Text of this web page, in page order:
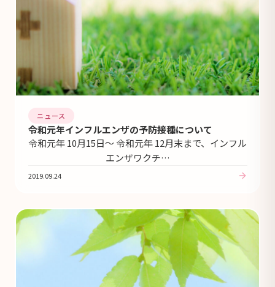
ニュース
令和元年インフルエンザの予防接種について
令和元年 10月15日～ 令和元年 12月末まで、インフル
エンザワクチ…
2019.09.24